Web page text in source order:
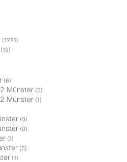
(1231)
(15)
(6)
Münster (5)
Münster (1)
(0)
(0)
(1)
(5)
(1)